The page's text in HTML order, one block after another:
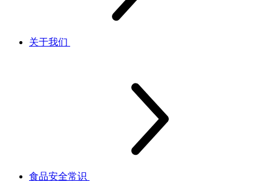
关于我们
食品安全常识